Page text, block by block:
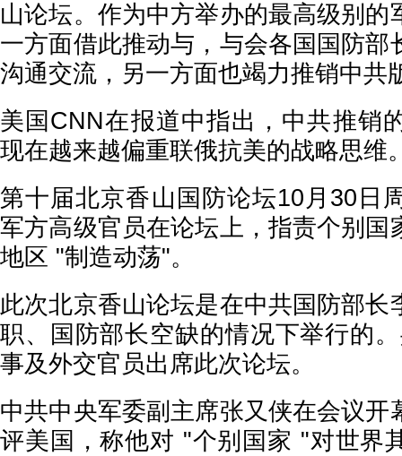
山论坛。作为中方举办的最高级别的
一方面借此推动与，与会各国国防部
沟通交流，另一方面也竭力推销中共
美国CNN在报道中指出，中共推销
现在越来越偏重联俄抗美的战略思维
第十届北京香山国防论坛10月30日
军方高级官员在论坛上，指责个别国
地区 "制造动荡"。
此次北京香山论坛是在中共国防部长
职、国防部长空缺的情况下举行的
事及外交官员出席此次论坛。
中共中央军委副主席张又侠在会议开
评美国，称他对 "个别国家 "对世界